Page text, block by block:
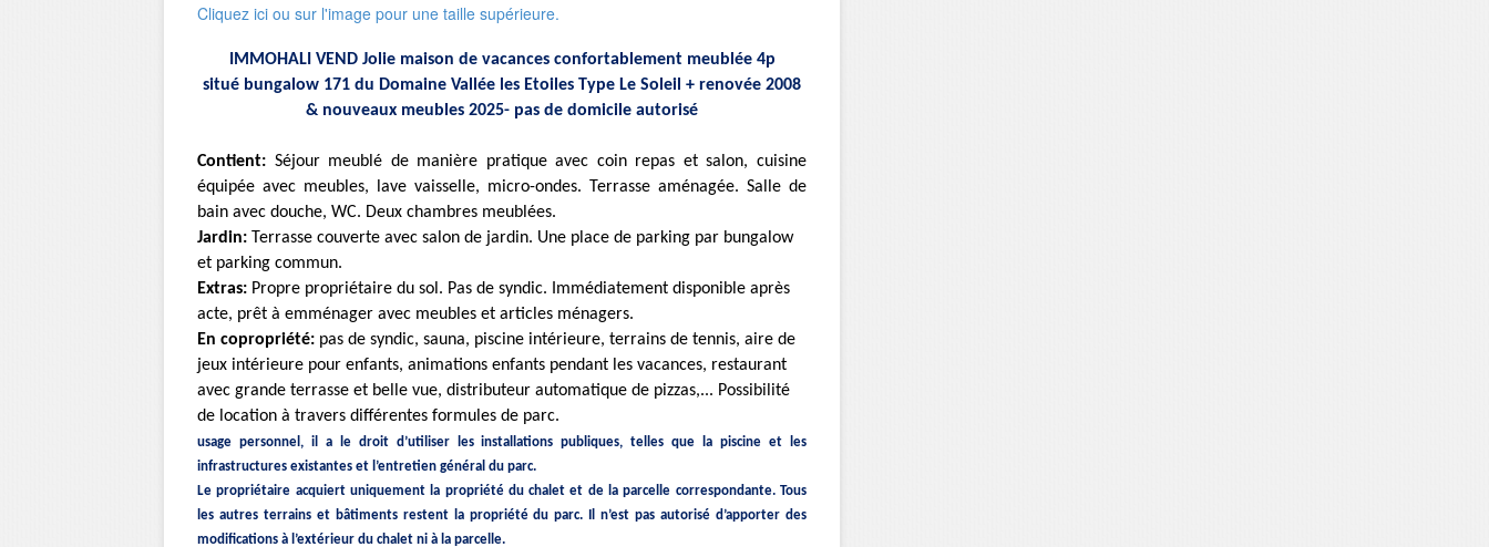
Cliquez ici ou sur l'image pour une taille supérieure.
IMMOHALI VEND Jolie maison de vacances confortablement meublée 4p
situé bungalow 171 du Domaine Vallée les Etoiles Type Le Soleil + renovée 2008
& nouveaux meubles 2025- pas de domicile autorisé
Contient: Séjour meublé de manière pratique avec coin repas et salon, cuisine
équipée avec meubles, lave vaisselle, micro-ondes. Terrasse aménagée. Salle de
bain avec douche, WC. Deux chambres meublées.
Jardin: Terrasse couverte avec salon de jardin. Une place de parking par bungalow
et parking commun.
Extras: Propre propriétaire du sol. Pas de syndic. Immédiatement disponible après
acte, prêt à emménager avec meubles et articles ménagers.
En copropriété: pas de syndic, sauna, piscine intérieure, terrains de tennis, aire de
jeux intérieure pour enfants, animations enfants pendant les vacances, restaurant
avec grande terrasse et belle vue, distributeur automatique de pizzas,... Possibilité
de location à travers différentes formules de parc.
usage personnel, il a le droit d’utiliser les installations publiques, telles que la piscine et les
infrastructures existantes et l’entretien général du parc.
Le propriétaire acquiert uniquement la propriété du chalet et de la parcelle correspondante. Tous
les autres terrains et bâtiments restent la propriété du parc. Il n’est pas autorisé d’apporter des
modifications à l’extérieur du chalet ni à la parcelle.